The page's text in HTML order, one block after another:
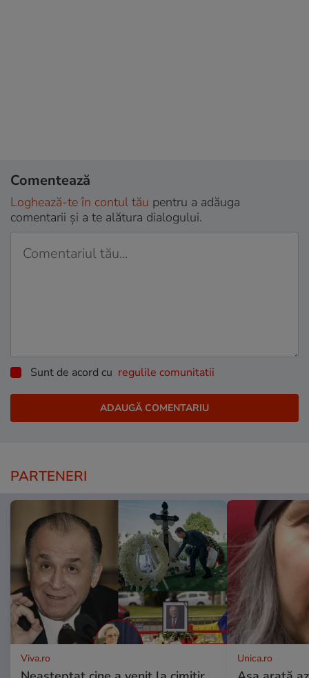
Comentează
Loghează-te în contul tău pentru a adăuga
comentarii și a te alătura dialogului.
Sunt de acord cu regulile comunitatii
PARTENERI
Viva.ro Unica.ro